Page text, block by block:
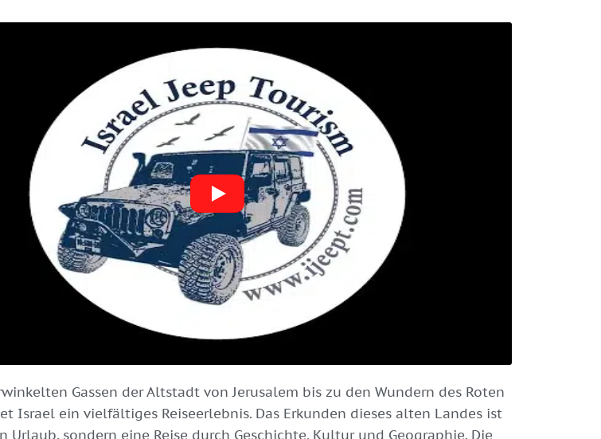
Gassen der Altstadt von Jerusalem bis zu den Wundern des Roten
Israel ein vielfältiges Reiseerlebnis. Das Erkunden dieses alten Landes ist
Urlaub, sondern eine Reise durch Geschichte, Kultur und Geographie. Die